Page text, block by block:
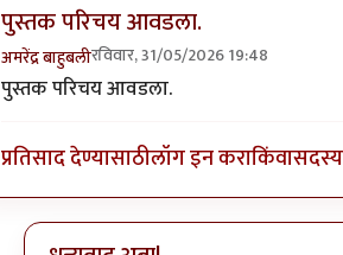
पुस्तक परिचय आवडला.
अमरेंद्र बाहुबलीरविवार, 31/05/2026 19:48
पुस्तक परिचय आवडला.
प्रतिसाद देण्यासाठीलॉग इन कराकिंवासदस्य